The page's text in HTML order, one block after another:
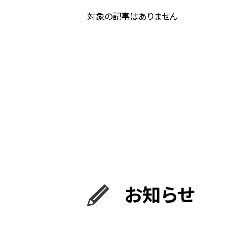
対象の記事はありません
お知らせ